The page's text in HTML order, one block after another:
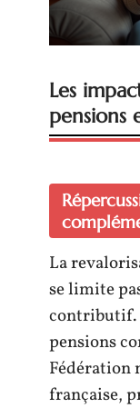
Les
pensions
La
se limite
contributif.
pensions
Fédération
française,